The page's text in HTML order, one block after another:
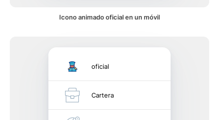
Icono animado oficial en un móvil
oficial
Cartera